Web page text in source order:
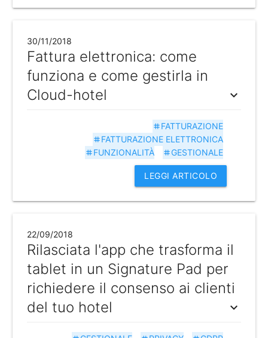
30/11/2018
Fattura elettronica: come
funziona e come gestirla in
Cloud-hotel
expand_more
tag FATTURAZIONE
tag FATTURAZIONE ELETTRONICA
tag GESTIONALE
tag FUNZIONALITÀ
LEGGI ARTICOLO
22/09/2018
Rilasciata l'app che trasforma il
tablet in un Signature Pad per
richiedere il consenso ai clienti
del tuo hotel
expand_more